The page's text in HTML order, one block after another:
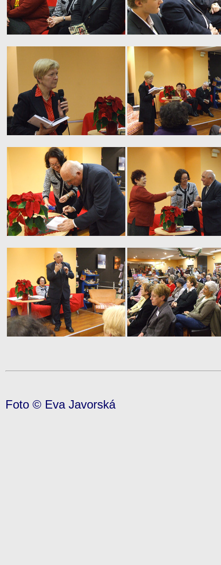
Foto © Eva Javorská